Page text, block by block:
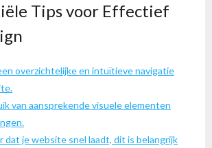
Tips voor Effectief
overzichtelijke en intuïtieve navigatie
van aansprekende visuele elementen
dat je website snel laadt, dit is belangrijk